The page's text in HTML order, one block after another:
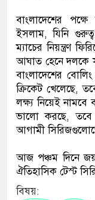
বাংলাদেশের
ইসলাম, যিনি
ম্যাচের নিয়ন্ত্রণ
আঘাত হেনে দলকে
বাংলাদেশের
ক্রিকেট খেলেছে,
লক্ষ্য নিয়েই
ভালো করছে, তবে
আগামী
আজ পঞ্চম দিনে জয়
ঐতিহাসিক টেস্ট
বিষয়: